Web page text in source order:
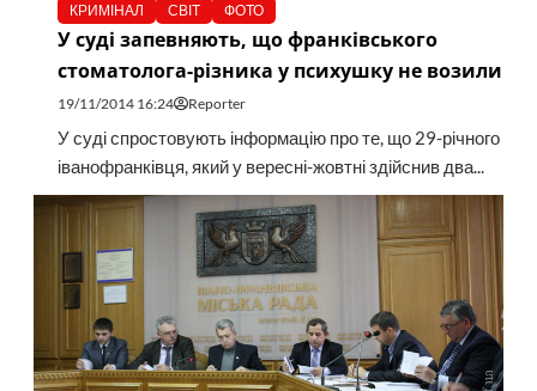
КРИМІНАЛ СВІТ ФОТО
У суді запевняють, що франківського
стоматолога-різника у психушку не возили
19/11/2014 16:24 Reporter
У суді спростовують інформацію про те, що 29-річного
іванофранківця, який у вересні-жовтні здійснив два...